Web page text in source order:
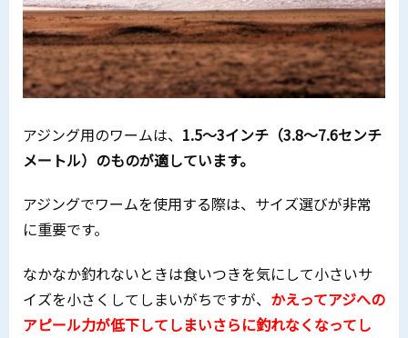
アジング用のワームは、 1.5〜3インチ（3.8〜7.6センチ
メートル）のものが適しています。
アジングでワームを使用する際は、サイズ選びが非常
に重要です。
なかなか釣れないときは食いつきを気にして小さいサ
イズを小さくしてしまいがちですが、 かえってアジへの
アピール力が低下してしまいさらに釣れなくなってし